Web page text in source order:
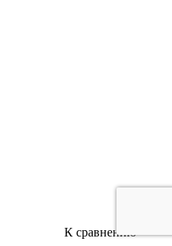
К сравнению